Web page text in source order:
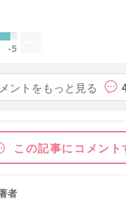
-5
ントをもっと見る
この記事にコメント
者